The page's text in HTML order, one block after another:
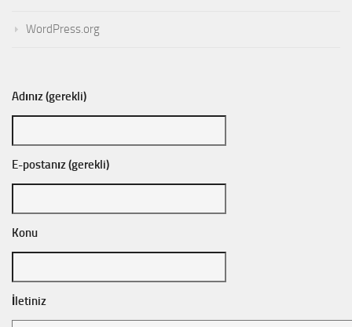
WordPress.org
Adınız (gerekli)
E-postanız (gerekli)
Konu
İletiniz